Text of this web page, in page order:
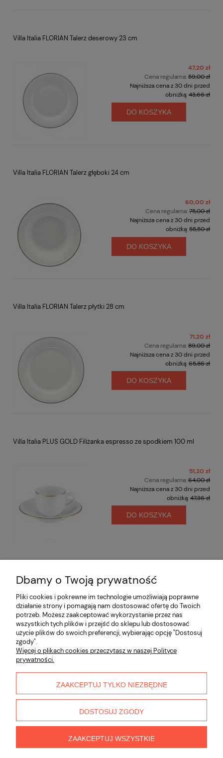
Villa Italia FLORIAN Talerz deserowy 23 cm
47,20 zł
Cena regularna:59,00 zł
Najniższa cena z 30 dni przed
obniżką:43,66 zł
DO KOSZYKA
Villa Italia FLORIAN Talerz głęboki 24 cm
60,00 zł
Cena regularna:75,00 zł
Najniższa cena z 30 dni przed
obniżką:55,50 zł
DO KOSZYKA
Villa Italia FLORIAN Talerz płytki 28 cm
71,20 zł
Cena regularna:89,00 zł
Najniższa cena z 30 dni przed
obniżką:65,86 zł
DO KOSZYKA
Villa Italia PLUS GOLD Filiżanka espresso ze spodkiem 100 ml
51,20 zł
Cena regularna:64,00 zł
Najniższa cena z 30 dni przed
obniżką:47,36 zł
DO KOSZYKA
Opinie o produkcie (0)
Informacje
Płatności i dostawa
O nas
Dbamy o Twoją prywatność
Pliki cookies i pokrewne im technologie umożliwiają poprawne
działanie strony i pomagają nam dostosować ofertę do Twoich
potrzeb. Możesz zaakceptować wykorzystanie przez nas
wszystkich tych plików i przejść do sklepu lub dostosować
użycie plików do swoich preferencji, wybierając opcję "Dostosuj
zgody".
Więcej o plikach cookies przeczytasz w naszej Polityce
prywatności.
ZAAKCEPTUJ TYLKO NIEZBĘDNE
DOSTOSUJ ZGODY
ZAAKCEPTUJ WSZYSTKIE